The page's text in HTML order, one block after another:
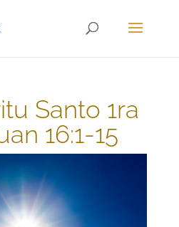
Santo 1ra
16:1-15